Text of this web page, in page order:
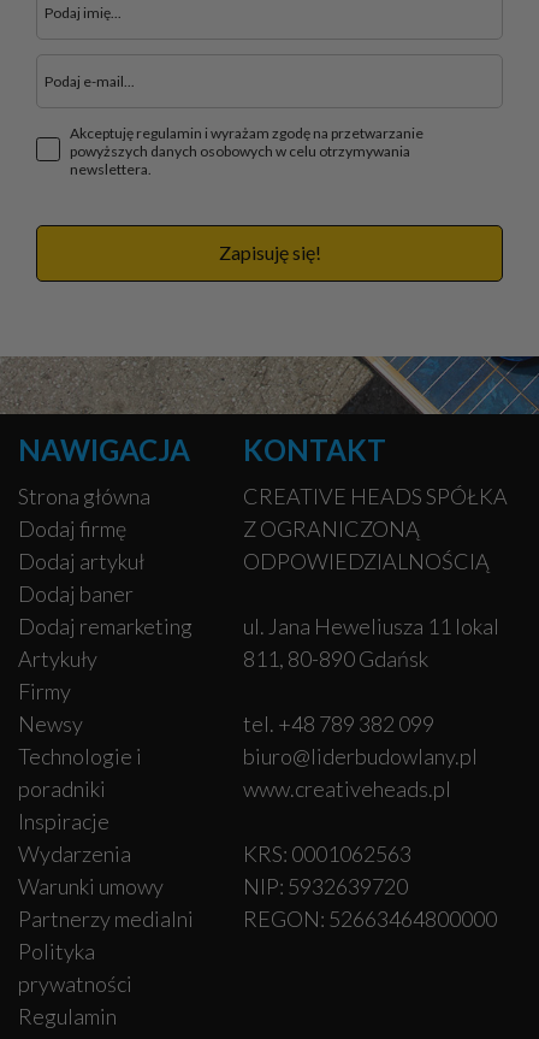
Akceptuję regulamin i wyrażam zgodę na przetwarzanie
powyższych danych osobowych w celu otrzymywania
newslettera.
Zapisuję się!
NAWIGACJA
Strona główna
Dodaj firmę
Dodaj artykuł
Dodaj baner
Dodaj remarketing
Artykuły
Firmy
Newsy
Technologie i
poradniki
Inspiracje
Wydarzenia
Warunki umowy
Partnerzy medialni
Polityka
prywatności
Regulamin
KONTAKT
CREATIVE HEADS SPÓŁKA
Z OGRANICZONĄ
ODPOWIEDZIALNOŚCIĄ
ul. Jana Heweliusza 11 lokal
811, 80-890 Gdańsk
tel. +48 789 382 099
biuro@liderbudowlany.pl
www.creativeheads.pl
KRS: 0001062563
NIP: 5932639720
REGON: 52663464800000